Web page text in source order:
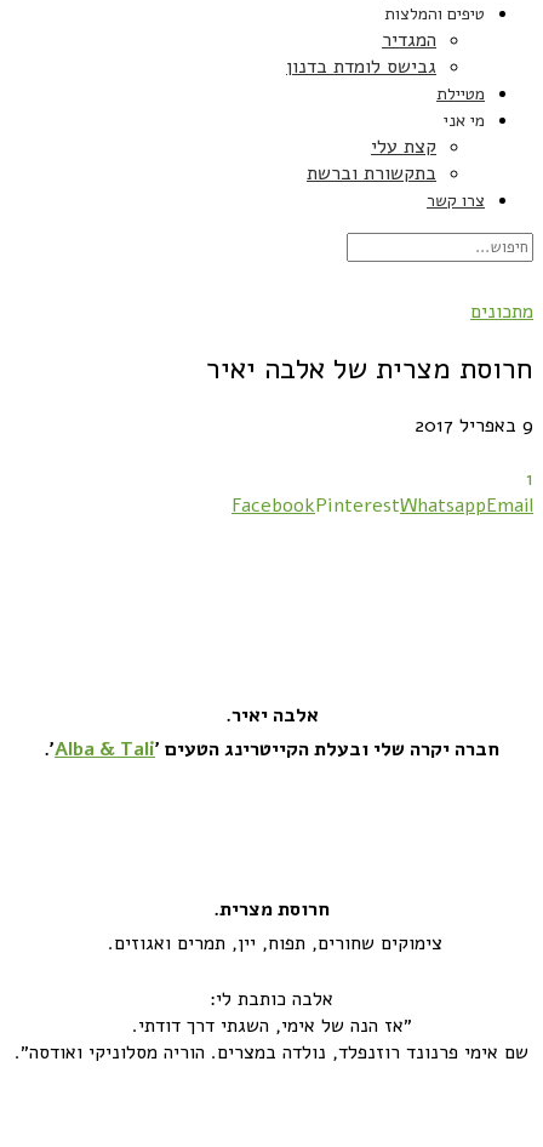
טיפים והמלצות
המגדיר
גבישס לומדת בדנון
מטיילת
מי אני
קצת עלי
בתקשורת וברשת
צרו קשר
מתכונים
חרוסת מצרית של אלבה יאיר
9 באפריל 2017
1
FacebookPinterestWhatsappEmail
אלבה יאיר.
חברה יקרה שלי ובעלת הקייטרינג הטעים ׳Alba & Tali׳.
חרוסת מצרית.
צימוקים שחורים, תפוח, יין, תמרים ואגוזים.
אלבה כותבת לי:
״אז הנה של אימי, השגתי דרך דודתי.
שם אימי פרנונד רוזנפלד, נולדה במצרים. הוריה מסלוניקי ואודסה״.